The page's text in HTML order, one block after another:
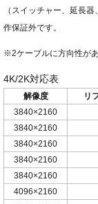
（スイッチャー、延長
作保証外です。
※2ケーブルに方向性が
4K/2K対応表
解像度 リ
3840×2160
3840×2160
3840×2160
3840×2160
3840×2160
4096×2160